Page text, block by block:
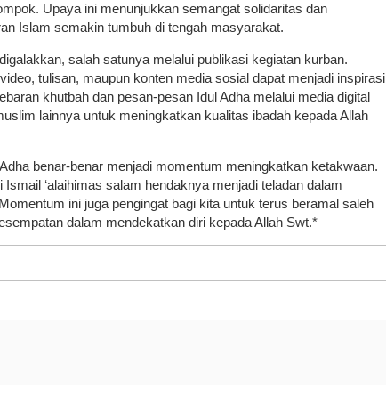
Upaya ini menunjukkan semangat solidaritas dan
Islam semakin tumbuh di tengah masyarakat.
salah satunya melalui publikasi kegiatan kurban.
tulisan, maupun konten media sosial dapat menjadi inspirasi
khutbah dan pesan-pesan Idul Adha melalui media digital
lainnya untuk meningkatkan kualitas ibadah kepada Allah
benar-benar menjadi momentum meningkatkan ketakwaan.
‘alaihimas salam hendaknya menjadi teladan dalam
ini juga pengingat bagi kita untuk terus beramal saleh
dalam mendekatkan diri kepada Allah Swt.*